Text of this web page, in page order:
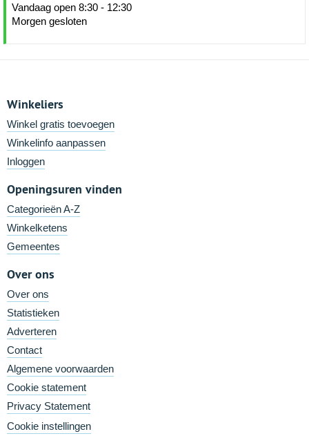
Vandaag open 8:30 - 12:30
Morgen gesloten
Winkeliers
Winkel gratis toevoegen
Winkelinfo aanpassen
Inloggen
Openingsuren vinden
Categorieën A-Z
Winkelketens
Gemeentes
Over ons
Over ons
Statistieken
Adverteren
Contact
Algemene voorwaarden
Cookie statement
Privacy Statement
Cookie instellingen